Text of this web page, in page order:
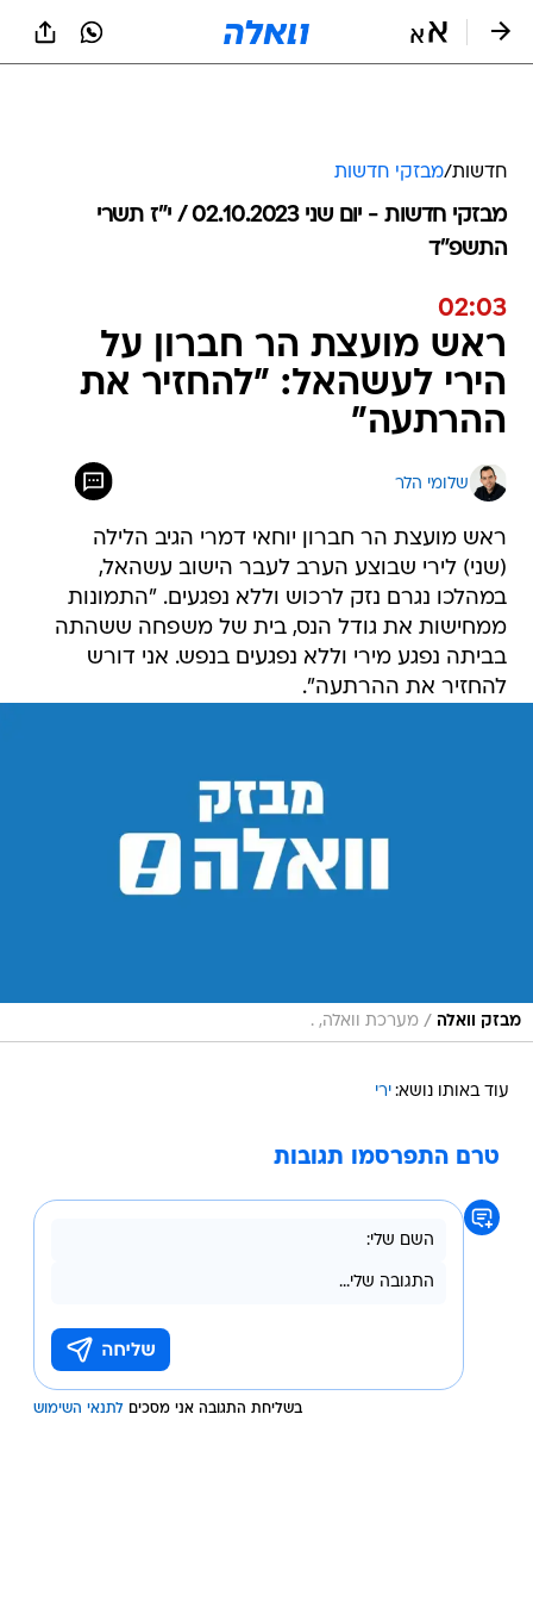
חדשות/מבזקי חדשות
מבזקי חדשות - יום שני 02.10.2023 / י״ז תשרי
התשפ"ד
02:03
ראש מועצת הר חברון על
הירי לעשהאל: "להחזיר את
ההרתעה"
שלומי הלר
ראש מועצת הר חברון יוחאי דמרי הגיב הלילה
(שני) לירי שבוצע הערב לעבר הישוב עשהאל,
במהלכו נגרם נזק לרכוש וללא נפגעים. "התמונות
ממחישות את גודל הנס, בית של משפחה ששהתה
בביתה נפגע מירי וללא נפגעים בנפש. אני דורש
להחזיר את ההרתעה".
מבזק וואלה / מערכת וואלה, .
עוד באותו נושא: ירי
טרם התפרסמו תגובות
בשליחת התגובה אני מסכים לתנאי השימוש